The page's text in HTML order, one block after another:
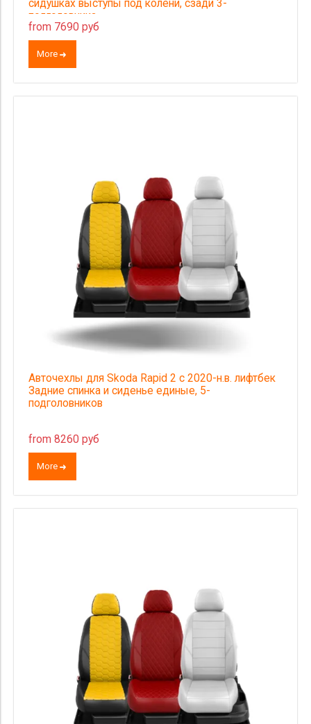
сидушках выступы под колени, сзади 3-
подголовника
from 7690 руб
More
Авточехлы для Skoda Rapid 2 с 2020-н.в. лифтбек
Задние спинка и сиденье единые, 5-
подголовников
from 8260 руб
More